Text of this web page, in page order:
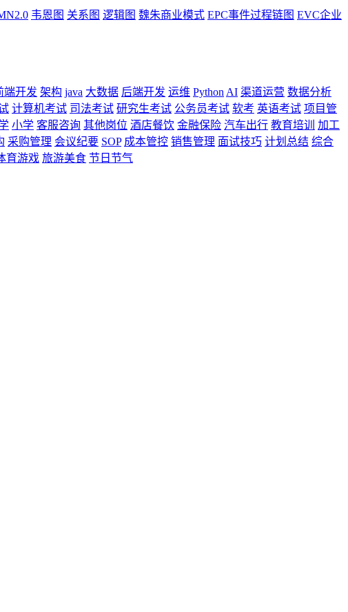
韦恩图 关系图 逻辑图 魏朱商业模式 EPC事件过程链图 EVC企业
端开发 架构 java 大数据 后端开发 运维 Python AI 渠道运营 数据分析
计算机考试 司法考试 研究生考试 公务员考试 软考 英语考试 项目管
小学 客服咨询 其他岗位 酒店餐饮 金融保险 汽车出行 教育培训
加工
采购管理 会议纪要 SOP 成本管控 销售管理 面试技巧 计划总结 综合
育游戏 旅游美食 节日节气